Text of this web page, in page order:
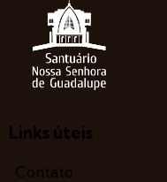
Links úteis
Contato